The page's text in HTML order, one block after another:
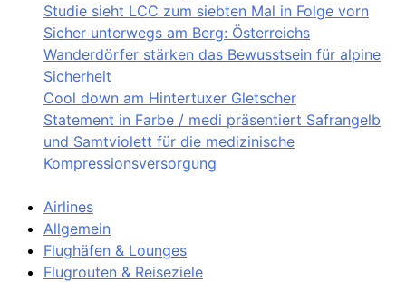
Studie sieht LCC zum siebten Mal in Folge vorn
Sicher unterwegs am Berg: Österreichs
Wanderdörfer stärken das Bewusstsein für alpine
Sicherheit
Cool down am Hintertuxer Gletscher
Statement in Farbe / medi präsentiert Safrangelb
und Samtviolett für die medizinische
Kompressionsversorgung
Airlines
Allgemein
Flughäfen & Lounges
Flugrouten & Reiseziele